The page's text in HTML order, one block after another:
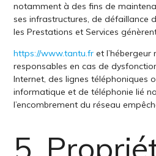
notamment à des fins de
ses infrastructures, de défaillance
les Prestations et Services
https://www.tantu.fr et
responsables en cas de
Internet, des lignes téléphoniques
informatique et de téléphonie lié
l’encombrement du réseau
5.